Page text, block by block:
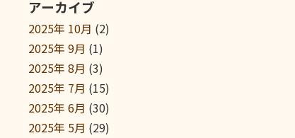
アーカイブ
2025年 10月 (2)
2025年 9月 (1)
2025年 8月 (3)
2025年 7月 (15)
2025年 6月 (30)
2025年 5月 (29)